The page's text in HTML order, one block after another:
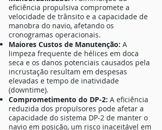
eficiência propulsiva compromete a
velocidade de trânsito e a capacidade de
manobra do navio, afetando os
cronogramas operacionais.
Maiores Custos de Manutenção: A
limpeza frequente de hélices em doca
seca e os danos potenciais causados pela
incrustação resultam em despesas
elevadas e tempo de inatividade
(downtime).
Comprometimento do DP-2: A eficiência
reduzida dos propulsores pode afetar a
capacidade do sistema DP-2 de manter o
navio em posição, um risco inaceitável em